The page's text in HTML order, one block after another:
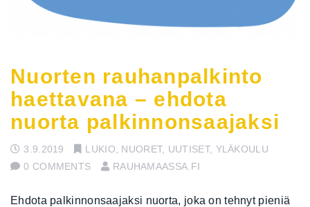
Nuorten rauhanpalkinto
haettavana – ehdota
nuorta palkinnonsaajaksi
3.9.2019 LUKIO NUORET, UUTISET, YLÄKOULU
0 COMMENTS
RAUHAMAASSA.FI
Ehdota palkinnonsaajaksi nuorta, joka on tehnyt pieniä